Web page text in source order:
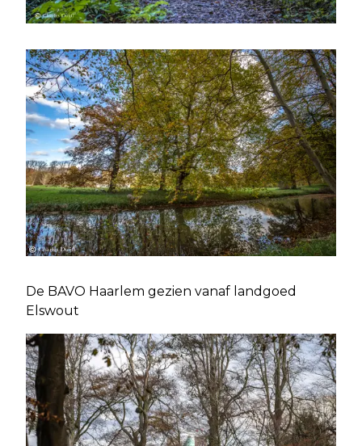
De BAVO Haarlem gezien vanaf landgoed
Elswout